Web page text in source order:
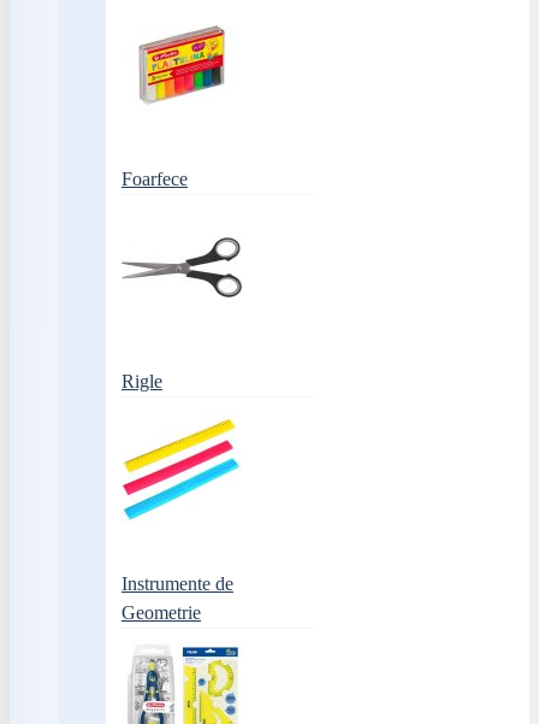
Foarfece
Rigle
Instrumente de
Geometrie